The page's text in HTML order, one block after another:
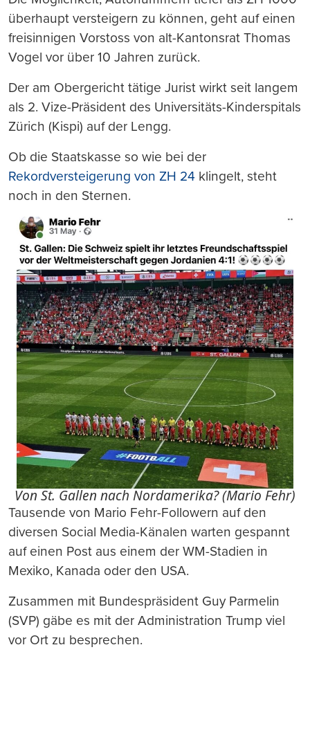
überhaupt versteigern zu können, geht auf einen
freisinnigen Vorstoss von alt-Kantonsrat Thomas
Vogel vor über 10 Jahren zurück.
Der am Obergericht tätige Jurist wirkt seit langem
als 2. Vize-Präsident des Universitäts-Kinderspitals
Zürich (Kispi) auf der Lengg.
Ob die Staatskasse so wie bei der
Rekordversteigerung von ZH 24 klingelt, steht
noch in den Sternen.
Von St. Gallen nach Nordamerika? (Mario Fehr)
Tausende von Mario Fehr-Followern auf den
diversen Social Media-Känalen warten gespannt
auf einen Post aus einem der WM-Stadien in
Mexiko, Kanada oder den USA.
Zusammen mit Bundespräsident Guy Parmelin
(SVP) gäbe es mit der Administration Trump viel
vor Ort zu besprechen.